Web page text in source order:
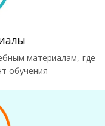
материалам, где
обучения